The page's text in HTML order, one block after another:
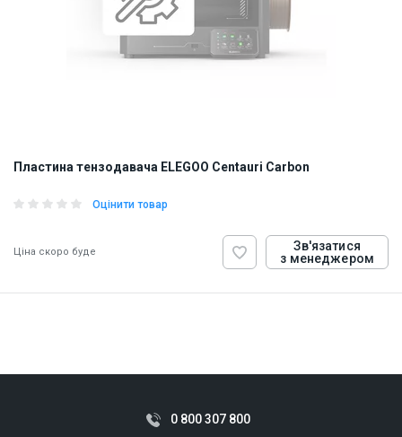
Пластина тензодавача ELEGOO Centauri Carbon
Оцінити товар
Ціна скоро буде
Зв'язатися
з менеджером
0 800 307 800